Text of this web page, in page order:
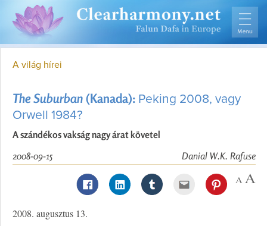
A világ hírei
The Suburban(Kanada): Peking 2008, vagy
Orwell 1984?
A szándékos vakság nagy árat követel
Danial W.K. Rafuse
2008-09-15
2008. augusztus 13.